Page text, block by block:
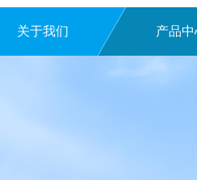
关于我们 产品中